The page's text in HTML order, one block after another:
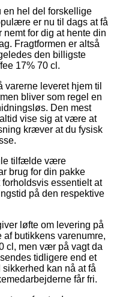
en hel del forskellige
er nu til dags at få
nemt for dig at hente din
Fragtformen er altså
den billigste
17% 70 cl.
leveret hjem til
bliver som regel en
Den mest
vise sig at være at
kræver at du fysisk
tilfælde være
brug for din pakke
essentielt at
på den respektive
løfte om levering på
butikkens varenumre,
cl, men vær på vagt da
tidligere end et
kan nå at få
får fri.